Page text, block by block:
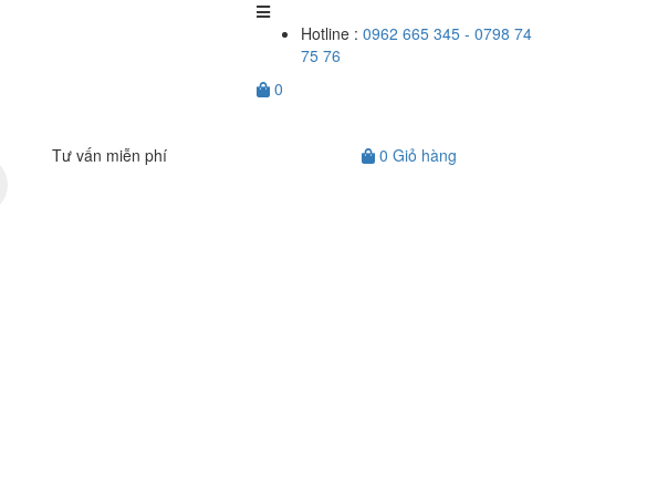
Hotline : 0962 665 345 - 0798 74
75 76
0
Tư vấn miễn phí 0 Giỏ hàng